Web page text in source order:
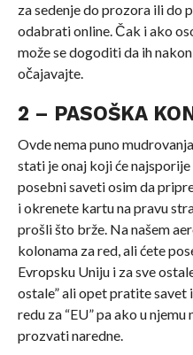
za sedenje do prozora ili do
odabrati online. Čak i ako
može se dogoditi da ih
očajavajte.
2 – PASOŠKA
Ovde nema puno
stati je onaj koji će
posebni saveti osim da
i okrenete kartu na pravu
prošli što brže. Na našem
kolonama za red, ali ćete
Evropsku Uniju i za sve
ostale” ali opet pratite
redu za “EU” pa ako u
prozvati naredne.